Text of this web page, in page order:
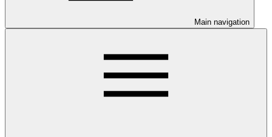
Main navigation